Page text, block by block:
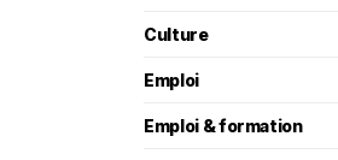
Culture
Emploi
Emploi & formation